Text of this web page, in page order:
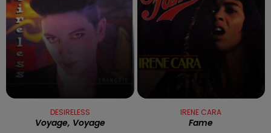
DESIRELESS
Voyage, Voyage
IRENE CARA
Fame